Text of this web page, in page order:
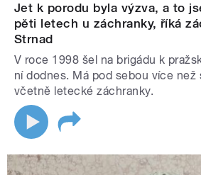
Jet k porodu byla výzva, a to
pěti letech u záchranky, říká
Strnad
V roce 1998 šel na brigádu k
ní dodnes. Má pod sebou více než
včetně letecké záchranky.